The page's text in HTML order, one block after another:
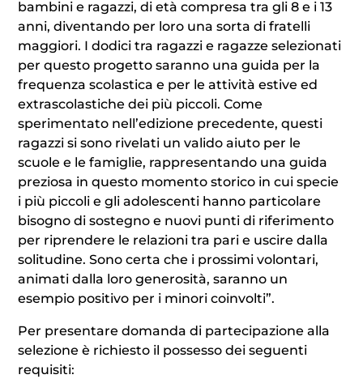
bambini e ragazzi, di età compresa tra gli 8 e i 13
anni, diventando per loro una sorta di fratelli
maggiori. I dodici tra ragazzi e ragazze selezionati
per questo progetto saranno una guida per la
frequenza scolastica e per le attività estive ed
extrascolastiche dei più piccoli. Come
sperimentato nell’edizione precedente, questi
ragazzi si sono rivelati un valido aiuto per le
scuole e le famiglie, rappresentando una guida
preziosa in questo momento storico in cui specie
i più piccoli e gli adolescenti hanno particolare
bisogno di sostegno e nuovi punti di riferimento
per riprendere le relazioni tra pari e uscire dalla
solitudine. Sono certa che i prossimi volontari,
animati dalla loro generosità, saranno un
esempio positivo per i minori coinvolti”.
Per presentare domanda di partecipazione alla
selezione è richiesto il possesso dei seguenti
requisiti: